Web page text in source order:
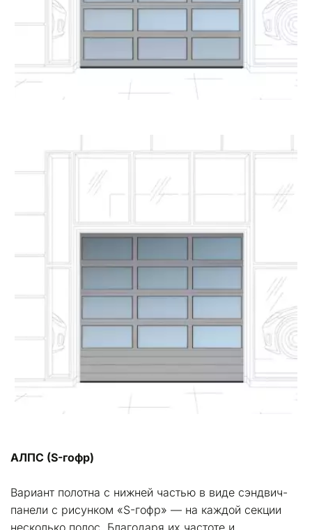
АЛПC (S-гофр)
Вариант полотна с нижней частью в виде сэндвич-
панели с рисунком «S-гофр» — на каждой секции
несколько полос. Благодаря их частоте и